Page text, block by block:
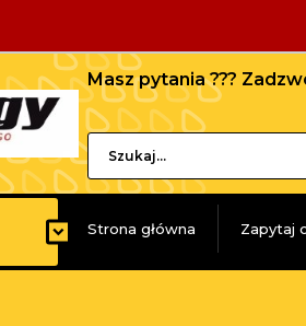
Masz pytania ???
Strona główna Zapytaj